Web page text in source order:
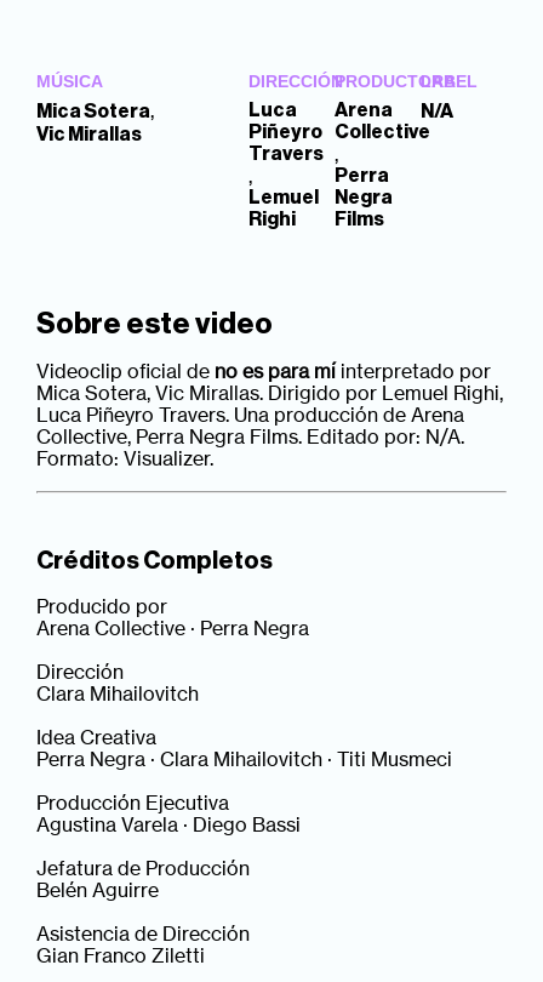
MÚSICA
Mica Sotera,
Vic Mirallas
DIRECCIÓN
Luca
Piñeyro
Travers
,
Lemuel
Righi
PRODUCTORA
Arena
Collective
,
Perra
Negra
Films
LABEL
N/A
Sobre este video
Videoclip oficial de no es para míinterpretado por
Mica Sotera, Vic Mirallas. Dirigido por Lemuel Righi,
Luca Piñeyro Travers. Una producción de Arena
Collective, Perra Negra Films. Editado por: N/A.
Formato: Visualizer.
Créditos Completos
Producido por
Arena Collective · Perra Negra
Dirección
Clara Mihailovitch
Idea Creativa
Perra Negra · Clara Mihailovitch · Titi Musmeci
Producción Ejecutiva
Agustina Varela · Diego Bassi
Jefatura de Producción
Belén Aguirre
Asistencia de Dirección
Gian Franco Ziletti